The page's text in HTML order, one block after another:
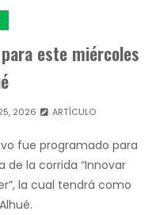
este miércoles
2026 ARTÍCULO
fue programado para
de la corrida “Innovar
la cual tendrá como